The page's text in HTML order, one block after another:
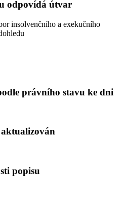
odpovídá útvar
insolvenčního a exekučního
právního stavu ke dni
popisu